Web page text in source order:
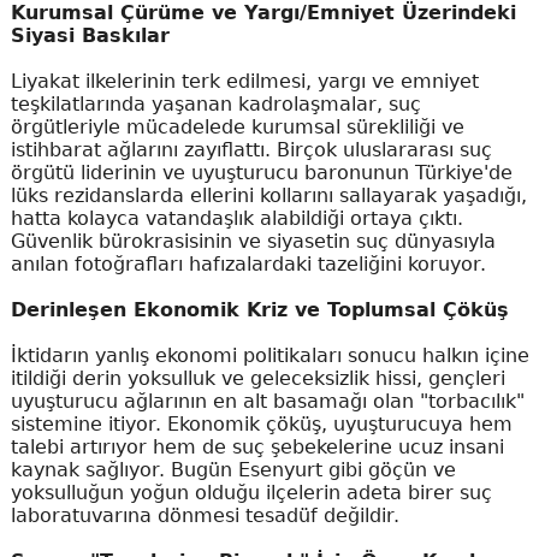
Kurumsal Çürüme ve Yargı/Emniyet Üzerindeki
Siyasi Baskılar
Liyakat ilkelerinin terk edilmesi, yargı ve emniyet
teşkilatlarında yaşanan kadrolaşmalar, suç
örgütleriyle mücadelede kurumsal sürekliliği ve
istihbarat ağlarını zayıflattı. Birçok uluslararası suç
örgütü liderinin ve uyuşturucu baronunun Türkiye'de
lüks rezidanslarda ellerini kollarını sallayarak yaşadığı,
hatta kolayca vatandaşlık alabildiği ortaya çıktı.
Güvenlik bürokrasisinin ve siyasetin suç dünyasıyla
anılan fotoğrafları hafızalardaki tazeliğini koruyor.
Derinleşen Ekonomik Kriz ve Toplumsal Çöküş
İktidarın yanlış ekonomi politikaları sonucu halkın içine
itildiği derin yoksulluk ve geleceksizlik hissi, gençleri
uyuşturucu ağlarının en alt basamağı olan "torbacılık"
sistemine itiyor. Ekonomik çöküş, uyuşturucuya hem
talebi artırıyor hem de suç şebekelerine ucuz insani
kaynak sağlıyor. Bugün Esenyurt gibi göçün ve
yoksulluğun yoğun olduğu ilçelerin adeta birer suç
laboratuvarına dönmesi tesadüf değildir.